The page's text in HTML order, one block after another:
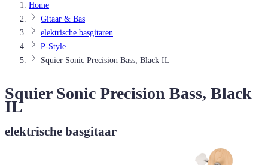
Home
Gitaar & Bas
elektrische basgitaren
P-Style
Squier Sonic Precision Bass, Black IL
Squier Sonic Precision Bass, Black
IL
elektrische basgitaar